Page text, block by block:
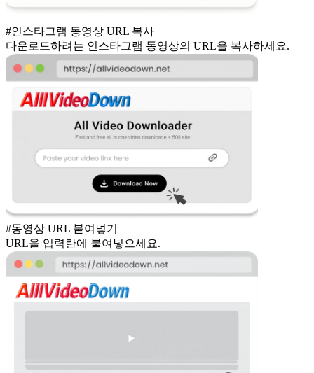
#인스타그램 동영상 URL 복사
다운로드하려는 인스타그램 동영상의 URL을 복사하세요.
#동영상 URL 붙여넣기
URL을 입력란에 붙여넣으세요.